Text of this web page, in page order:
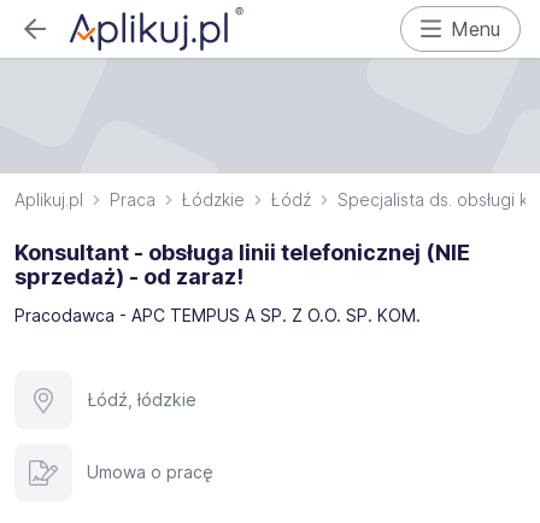
Menu
Aplikuj.pl Praca Łódzkie Łódź Specjalista ds. obsługi
Konsultant - obsługa linii telefonicznej (NIE
sprzedaż) - od zaraz!
Pracodawca - APC TEMPUS A SP. Z O.O. SP. KOM.
Łódź, łódzkie
Umowa o pracę